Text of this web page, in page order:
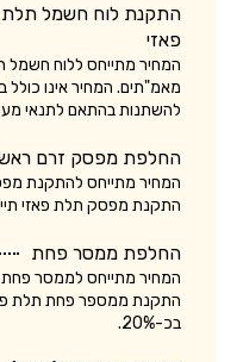
התקנת לוח חשמל תלת
פאזי
מאמ"תים. המחיר אינו
להשתנות בהתאם לתנאי
החלפת מפסק זרם
המחיר מתייחס להתקנת
התקנת מפסק תלת פאזי
החלפת ממסר פחת
המחיר מתייחס לממסר
התקנת ממספר פחת תלת
בכ-20%.